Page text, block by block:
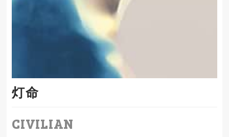
灯命
CIVILIAN